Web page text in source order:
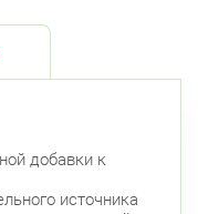
добавки к
источника